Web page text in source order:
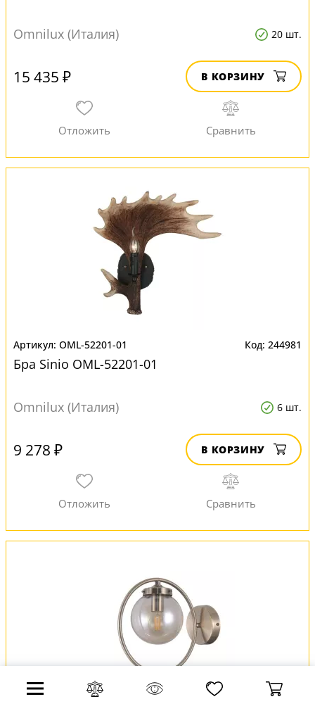
Omnilux (Италия) 20 шт.
15 435 ₽ В КОРЗИНУ
OML-52201-01 244981
Бра Sinio OML-52201-01
Omnilux (Италия) 6 шт.
9 278 ₽ В КОРЗИНУ